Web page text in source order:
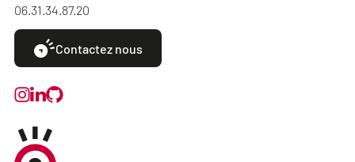
06.31.34.87.20
Contactez nous